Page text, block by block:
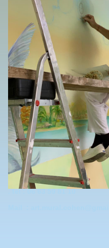
. tel : 06 63 59 81 10